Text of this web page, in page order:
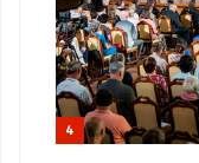
4